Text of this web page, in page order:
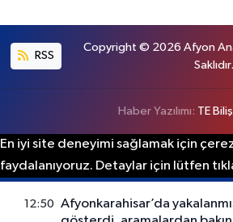
RSS
Copyright © 2026 Afyon
Saklıdır.
Haber Yazılımı: TE
En iyi site deneyimi sağlamak için
faydalanıyoruz. Detaylar için lütfen
12:50
Afyonkarahisar’da